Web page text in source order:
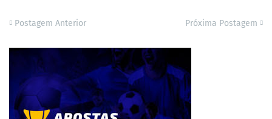
Postagem Anterior Próxima Postagem